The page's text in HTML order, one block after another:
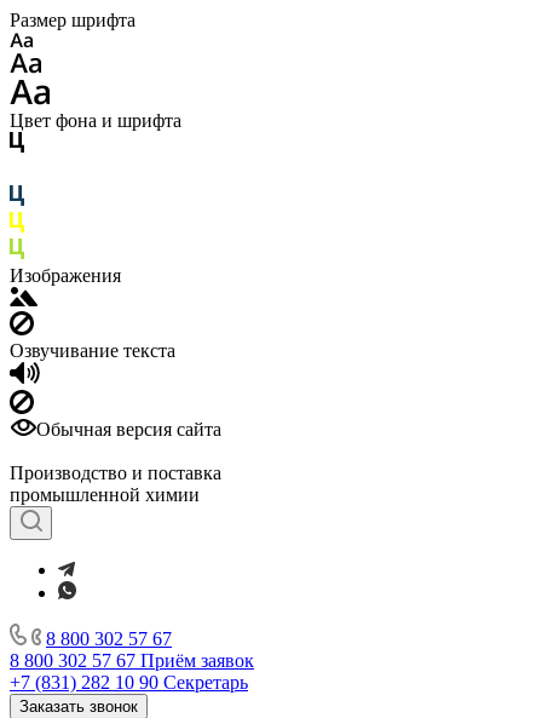
Размер шрифта
Цвет фона и шрифта
Изображения
Озвучивание текста
Обычная версия сайта
Производство и поставка
промышленной химии
8 800 302 57 67
8 800 302 57 67 Приём заявок
+7 (831) 282 10 90 Секретарь
Заказать звонок